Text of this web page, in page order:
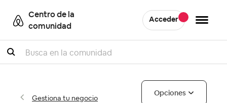
Centro de la
comunidad
Acceder
Buscar
Gestiona tu negocio
Opciones